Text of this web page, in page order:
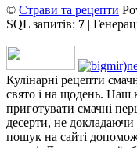
© Страви та рецепти
SQL запитів: 7 |
Кулінарні рецепти
свято і на щодень. Наш
приготувати смачні
десерти, не
пошук на сайті